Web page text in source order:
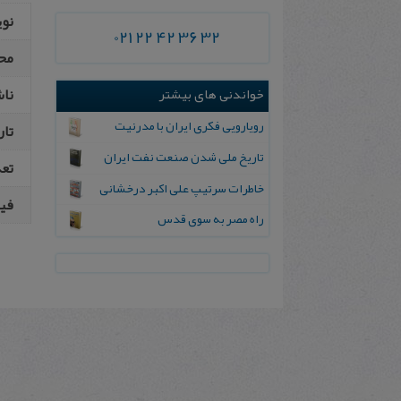
021 22 42 36 32
خواندنی های بیشتر
رویارویی فکری ایران با مدرنیت
تاریخ ملی شدن صنعت نفت ایران
خاطرات‌ سرتیپ‌ علی‌ اکبر درخشانی‌
راه‌ مصر به‌ سوی‌ قدس‌